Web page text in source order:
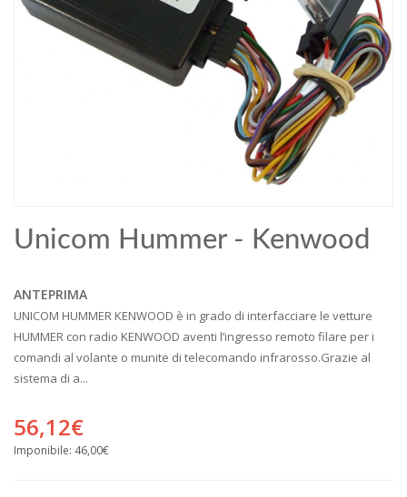
Unicom Hummer - Kenwood
ANTEPRIMA
UNICOM HUMMER KENWOOD è in grado di interfacciare le vetture
HUMMER con radio KENWOOD aventi l’ingresso remoto filare per i
comandi al volante o munite di telecomando infrarosso.Grazie al
sistema di a...
56,12€
Imponibile: 46,00€